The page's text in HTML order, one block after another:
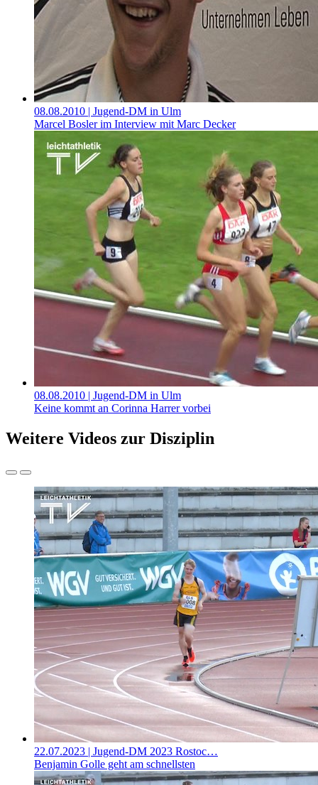
08.08.2010 | Jugend-DM in Ulm
Marcel Bosler im Interview mit Marc Decker
08.08.2010 | Jugend-DM in Ulm
Keine kommt an Corinna Harrer vorbei
Weitere Videos zur Disziplin
22.07.2023 | Jugend-DM 2023 Rostoc…
Benjamin Golle geht am schnellsten